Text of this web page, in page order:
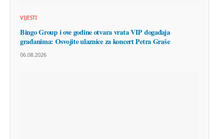
VIJESTI
Bingo Group i ove godine otvara vrata VIP događaja
građanima: Osvojite ulaznice za koncert Petra Graše
06.08.2026